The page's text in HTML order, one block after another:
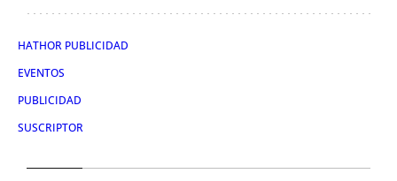
HATHOR PUBLICIDAD
EVENTOS
PUBLICIDAD
SUSCRIPTOR